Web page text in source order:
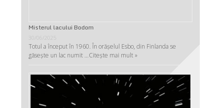
Misterul lacului Bodom
Totul a început în 1960. În orășelul Esbo, din Finlanda se
găsește un lac numit …Citește mai mult »